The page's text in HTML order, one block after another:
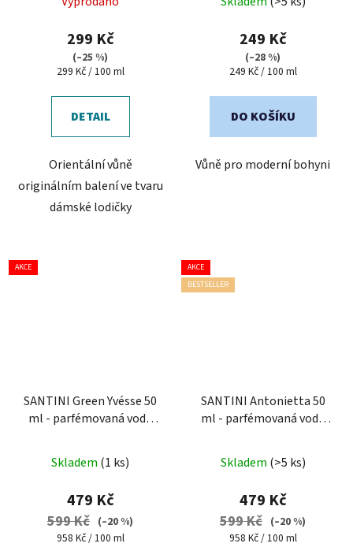
299 Kč
(–25 %)
Měrná
299 Kč / 100 ml
DETAIL
Orientální vůně
originálním balení ve tvaru
dámské lodičky
249 Kč
(–28 %)
Měrná
249 Kč / 100 ml
DO KOŠÍKU
Vůně pro moderní bohyni
AKCE
SANTINI Green Yvésse 50
ml - parfémovaná voda
hodnocení
produktu
je
4,6
Skladem (1 ks)
479 Kč
599 Kč (–20 %)
Měrná
958 Kč / 100 ml
AKCE
BESTSELLER
SANTINI Antonietta 50
ml - parfémovaná voda
hodnocení
produktu
je
5,0
Skladem (>5 ks)
479 Kč
599 Kč (–20 %)
Měrná
958 Kč / 100 ml